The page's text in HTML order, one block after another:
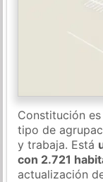
Constitución
tipo de
y trabaja. Está
con 2.721
actualización